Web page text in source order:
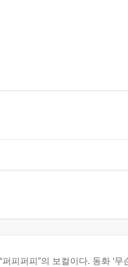
퍼피”의 보컬이다. 동화 ‘무